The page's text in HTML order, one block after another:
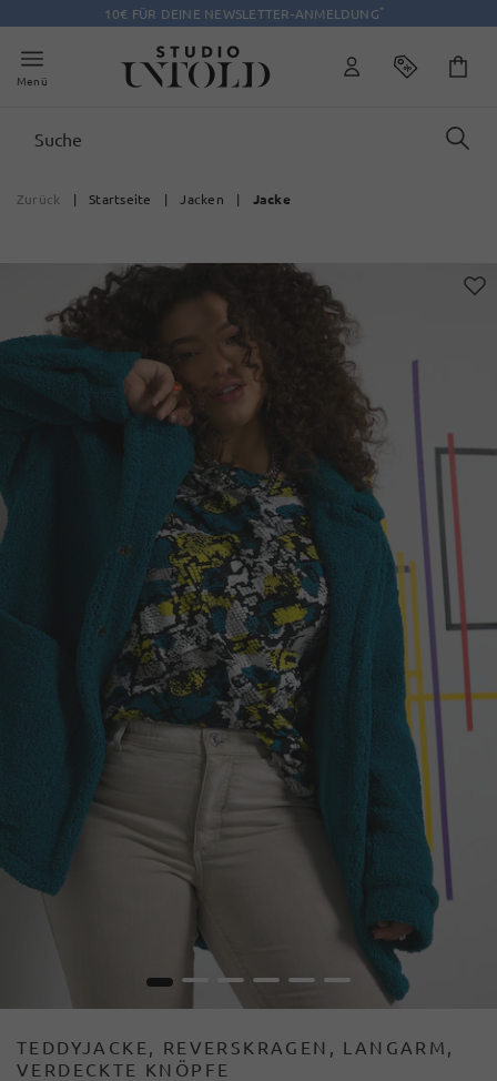
10€ FÜR DEINE NEWSLETTER-ANMELDUNG*
Menü
Zurück | Startseite | Jacken | Jacke
1 2 3 4 5 6
TEDDYJACKE, REVERSKRAGEN, LANGARM,
VERDECKTE KNÖPFE